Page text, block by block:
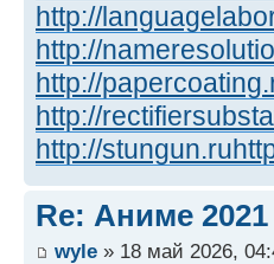
http://
http://
http://
http://
http://stungun.ru
Re: Аниме
wyle » 18 май 2026,